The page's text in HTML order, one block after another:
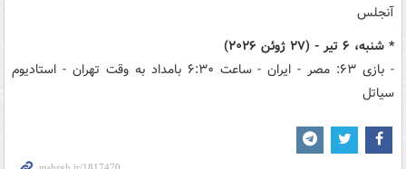
آنجلس
* شنبه، ۶ تیر - (۲۷ ژوئن ۲۰۲۶)
- بازی ۶۳: مصر - ایران - ساعت ۶:۳۰ بامداد به وقت تهران - استادیوم
سیاتل